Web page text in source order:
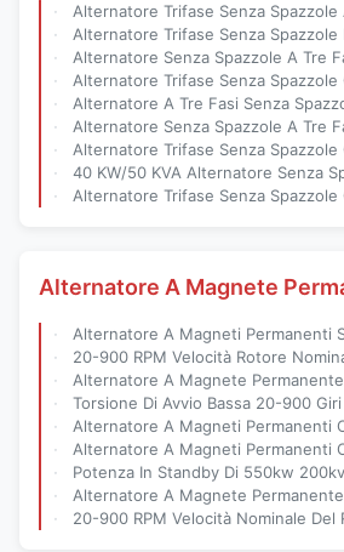
Alternatore Trifase Senza Spazzole A Doppio Cuscinetto, Robusto 75 Kg, 40kw/
Alternatore Trifase Senza Spazzole Da 120w Con Classe Di Isolamento H E Cuscinetto
Alternatore Senza Spazzole A Tre Fasi A Pannello Solare Da 120 W Con Potenza Primaria Di 40
Alternatore Trifase Senza Spazzole Con Uscita Nominale Da 64~300w,
Alternatore A Tre Fasi Senza Spazzole Con Isolamento Di Classe H, Montaggio Di Tipo Stamford E Pannello
Alternatore Senza Spazzole A Tre Fasi Di Tipo Stamford Con Uscita Nominale Da 64 ~
Alternatore Trifase Senza Spazzole Con Avvolgimento In Rame Al 100%
40 KW/50 KVA Alternatore Senza Spazzole A Tre Fasi A Potenza Primaria Con Velocità Nominale Di
Alternatore Trifase Senza Spazzole Con Velocità Di 1500 Giri/Min O 1800 Giri/Min E
Alternatore A Magnete
Alternatore A Magneti Permanenti SKF Con Protezione ip23 E Bassa Coppia Di Spunto
20-900 RPM Velocità Rotore Nominale Bassa Coppia Di Avviamento Alternatore A Magneti
Alternatore A Magnete Permanente Di Capacità Nominale Di 200 KVA Con Velocità Nominale Del Rotore Da 20 A 900
Torsione Di Avvio Bassa 20-900 Giri Al Minuto Velocità Nominale Del Rotore H Alternatore A Magnete Permanente
Alternatore A Magneti Permanenti Con Isolamento Grado H, Efficienza Superiore Al 95%
Alternatore A Magneti Permanenti Con Coppia Di Spunto Ridotta, Efficienza Superiore Al 95% E Velocità Del Rotore
Potenza In Standby Di 550kw 200kva Capacità Nominale Alternatore A Magnete
Alternatore A Magnete Permanente A Tre Fasi Di Capacità Nominale Di 200 KVA Con Grado Di Isolamento
20-900 RPM Velocità Nominale Del Rotore Alternatore A Magnete Permanente Con Coppia Di Avvio